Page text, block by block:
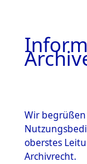
Wir begrüßen
oberstes
Archivrecht.